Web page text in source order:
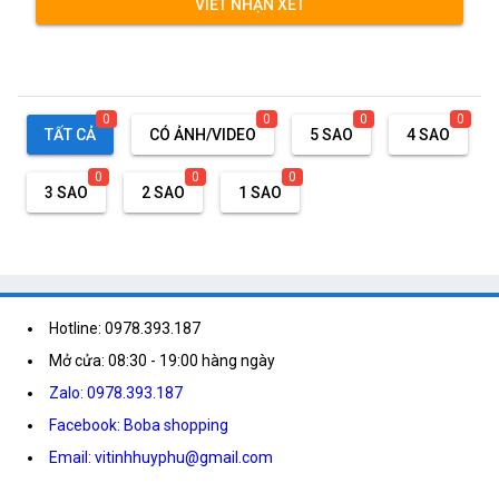
VIẾT NHẬN XÉT
TẤT CẢ
0
CÓ ẢNH/VIDEO
0
5 SAO
0
4 SAO
0
3 SAO
0
2 SAO
0
1 SAO
0
Hotline: 0978.393.187
Mở cửa: 08:30 - 19:00 hàng ngày
Zalo: 0978.393.187
Facebook: Boba shopping
Email: vitinhhuyphu@gmail.com